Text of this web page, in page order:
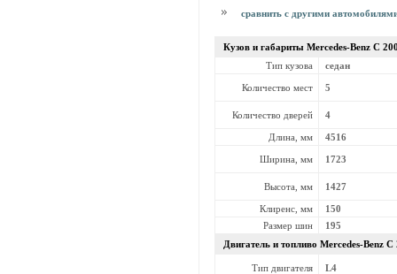
сравнить с другими
Кузов и габариты Mercedes-Benz C
Тип кузова
седан
Количество мест 5
Количество дверей 4
Длина, мм 4516
Ширина, мм 1723
Высота, мм 1427
Клиренс, мм
150
Размер шин
195
Двигатель и топливо Mercedes-Benz C
Тип двигателя L4